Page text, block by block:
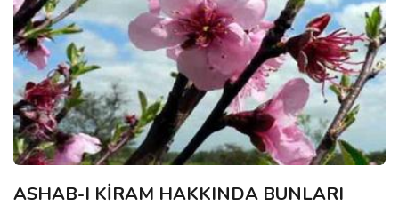
ASHAB-I KİRAM HAKKINDA BUNLARI